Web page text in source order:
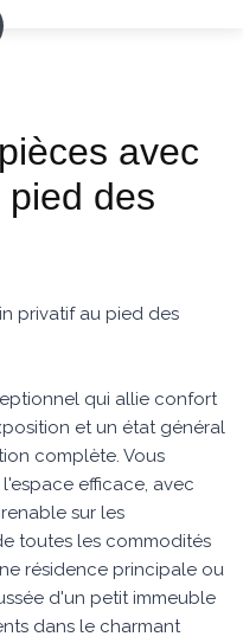
avec
des
privatif au pied des
qui allie confort
et un état général
complète. Vous
efficace, avec
sur les
toutes les commodités
résidence principale ou
d'un petit immeuble
dans le charmant